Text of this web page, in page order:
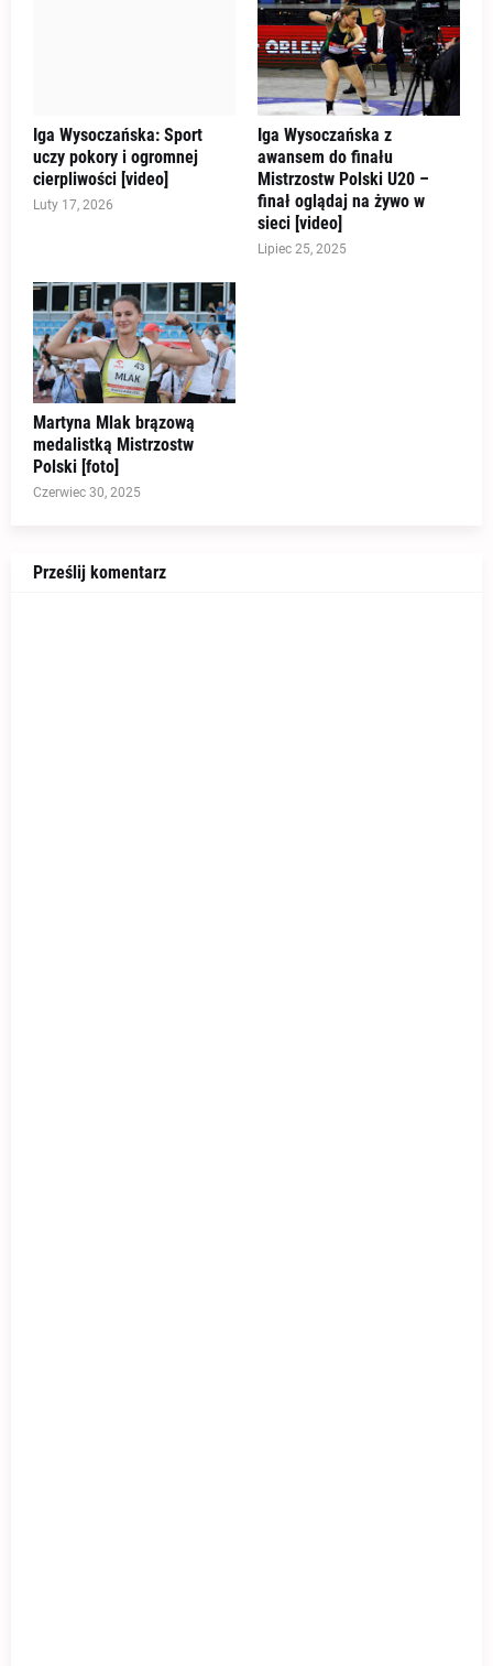
Iga Wysoczańska: Sport
uczy pokory i ogromnej
cierpliwości [video]
Luty 17, 2026
Iga Wysoczańska z
awansem do finału
Mistrzostw Polski U20 –
finał oglądaj na żywo w
sieci [video]
Lipiec 25, 2025
Martyna Mlak brązową
medalistką Mistrzostw
Polski [foto]
Czerwiec 30, 2025
Prześlij komentarz